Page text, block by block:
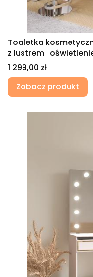
Toaletka
z lustrem i
Cena
1 299,00 zł
Zobacz produkt